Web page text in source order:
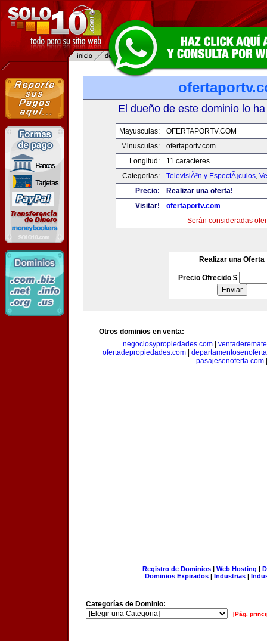
El dueño de este dominio lo
Mayusculas:
OFERTAPORTV.COM
Minusculas:
ofertaportv.com
Longitud:
11 caracteres
Categorias:
TelevisiÃ³n y EspectÃ¡culos,
Precio:
Realizar una oferta!
Visitar!
ofertaportv.com
Serán consideradas
Realizar una Oferta
Precio Ofrecido $
Otros dominios en venta:
negociosypropiedades.com
ofertadepropiedades.com
pasajesenoferta.com
Registro de Dominios| Web Hosting |
Dominios Expirados | Industrias |
Categorías de Dominio:
[Pág.